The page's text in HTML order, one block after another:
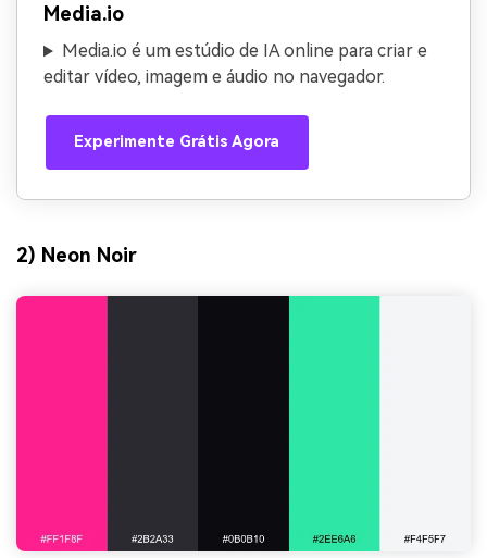
Media.io
Media.io é um estúdio de IA online para criar e
editar vídeo, imagem e áudio no navegador.
Experimente Grátis Agora
2) Neon Noir